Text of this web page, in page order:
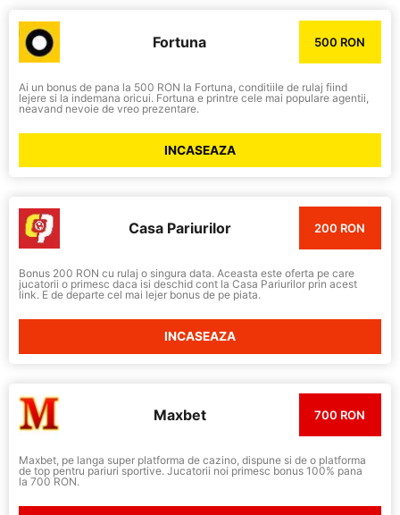
Fortuna 500 RON
Ai un bonus de pana la 500 RON la Fortuna, conditiile de rulaj fiind
lejere si la indemana oricui. Fortuna e printre cele mai populare agentii,
neavand nevoie de vreo prezentare.
INCASEAZA
Casa Pariurilor 200 RON
Bonus 200 RON cu rulaj o singura data. Aceasta este oferta pe care
jucatorii o primesc daca isi deschid cont la Casa Pariurilor prin acest
link. E de departe cel mai lejer bonus de pe piata.
INCASEAZA
Maxbet 700 RON
Maxbet, pe langa super platforma de cazino, dispune si de o platforma
de top pentru pariuri sportive. Jucatorii noi primesc bonus 100% pana
la 700 RON.